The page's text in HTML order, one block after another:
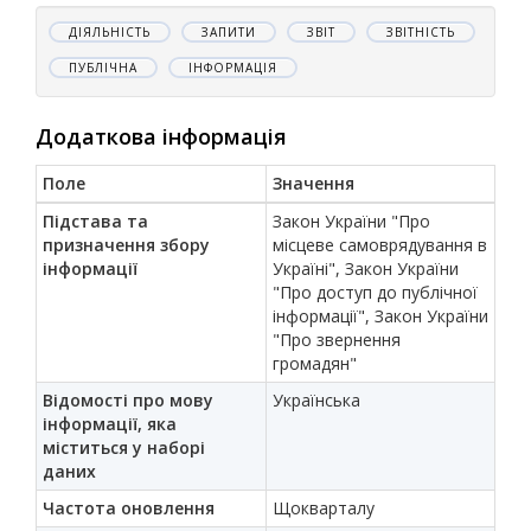
ДІЯЛЬНІСТЬ ЗАПИТИ ЗВІТ ЗВІТНІСТЬ
ПУБЛІЧНА ІНФОРМАЦІЯ
Додаткова інформація
Поле
Значення
Підстава та
призначення збору
інформації
Закон України "Про
місцеве самоврядування в
Україні", Закон України
"Про доступ до публічної
інформації", Закон України
"Про звернення
громадян"
Відомості про мову
інформації, яка
міститься у наборі
даних
Українська
Частота оновлення
Щокварталу